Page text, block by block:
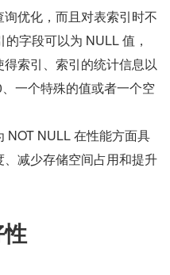
优化，而且对表索引时不
字段可以为 NULL 值，
索引、索引的统计信息以
一个特殊的值或者一个空
NOT NULL 在性能方面具
减少存储空间占用和提升